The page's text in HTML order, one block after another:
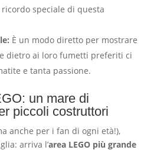
speciale di questa
È un modo diretto per mostrare
dietro ai loro fumetti preferiti ci
e tanta passione.
un mare di
piccoli costruttori
anche per i fan di ogni età!),
arriva l’area LEGO più grande